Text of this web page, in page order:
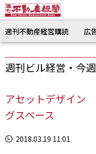
週刊不動産経営購読 広
週刊ビル経営・今
アセットデザイン
グスペース
2018.03.19 11:01